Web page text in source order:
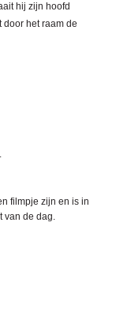
hij zijn hoofd
door het raam de
filmpje zijn en is in
van de dag.